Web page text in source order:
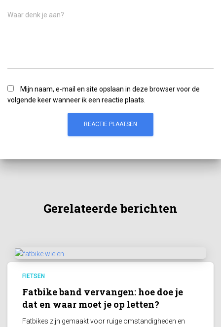
Waar denk je aan?
Mijn naam, e-mail en site opslaan in deze browser voor de
volgende keer wanneer ik een reactie plaats.
Gerelateerde berichten
FIETSEN
Fatbike band vervangen: hoe doe je
dat en waar moet je op letten?
Fatbikes zijn gemaakt voor ruige omstandigheden en